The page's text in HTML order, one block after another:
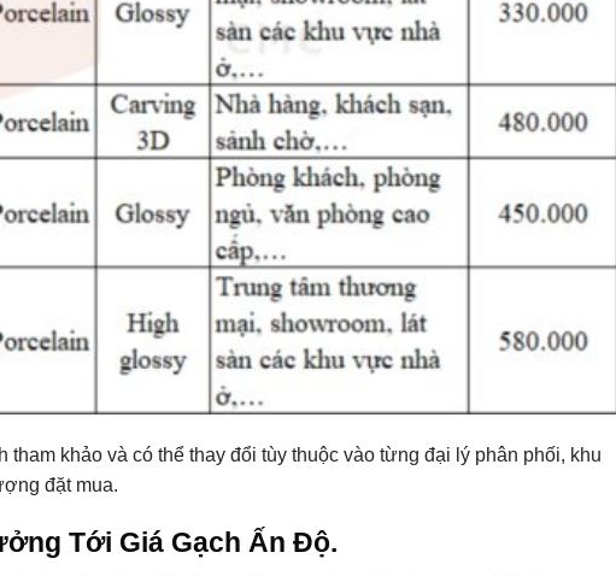
tham khảo và có thể thay đổi tùy thuộc vào từng đại lý phân phối, khu
đặt mua.
Tới Giá Gạch Ấn Độ.